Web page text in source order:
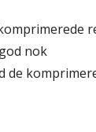
nok
de